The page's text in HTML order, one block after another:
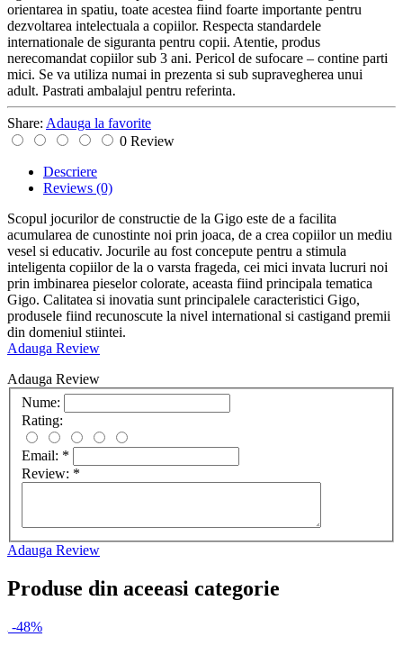
orientarea in spatiu, toate acestea fiind foarte importante pentru
dezvoltarea intelectuala a copiilor. Respecta standardele
internationale de siguranta pentru copii. Atentie, produs
nerecomandat copiilor sub 3 ani. Pericol de sufocare – contine parti
mici. Se va utiliza numai in prezenta si sub supravegherea unui
adult. Pastrati ambalajul pentru referinta.
Share: Adauga la favorite
0 Review
Descriere
Reviews (0)
Scopul jocurilor de constructie de la Gigo este de a facilita
acumularea de cunostinte noi prin joaca, de a crea copiilor un mediu
vesel si educativ. Jocurile au fost concepute pentru a stimula
inteligenta copiilor de la o varsta frageda, cei mici invata lucruri noi
prin imbinarea pieselor colorate, aceasta fiind principala tematica
Gigo. Calitatea si inovatia sunt principalele caracteristici Gigo,
produsele fiind recunoscute la nivel international si castigand premii
din domeniul stiintei.
Adauga Review
Adauga Review
Nume:
Rating:
Email: *
Review: *
Adauga Review
Produse din aceeasi categorie
-48%